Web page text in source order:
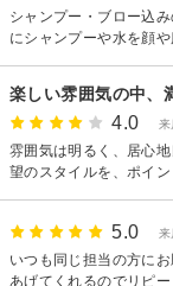
シャンプー・ブロー込
にシャンプーや水を顔
られた髪が服や靴に付
のにカット終了まで放
毛をカットしたため、
いる間、常に不快感と
難いものでした。カッ
ットして下さい」と具
しまった私にも落ち度
楽しい雰囲気の中、
4.0 来
雰囲気は明るく、居心
望のスタイルを、ポイ
5.0 来
いつも同じ担当の方に
あげてくれるのでリピ